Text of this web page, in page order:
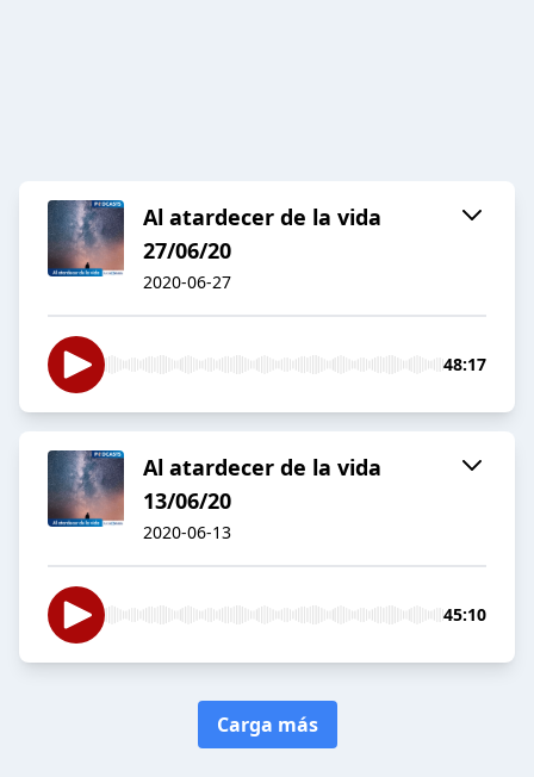
Al atardecer de la vida
27/06/20
2020-06-27
48:17
Al atardecer de la vida
13/06/20
2020-06-13
45:10
Carga más